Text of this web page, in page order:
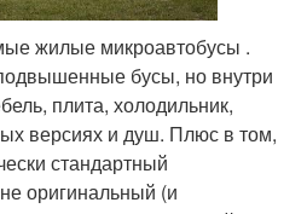
жилые микроавтобусы .
бусы, но внутри
плита, холодильник,
версиях и душ. Плюс в том,
стандартный
оригинальный (и